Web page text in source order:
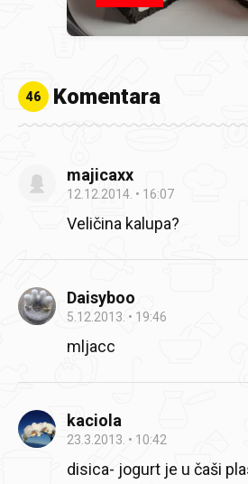
46 Komentara
majicaxx
12.12.2014. 16:07
Veličina kalupa?
Daisyboo
5.12.2013. 19:46
mljacc
kaciola
23.3.2013. 10:42
disica- jogurt je u čaši